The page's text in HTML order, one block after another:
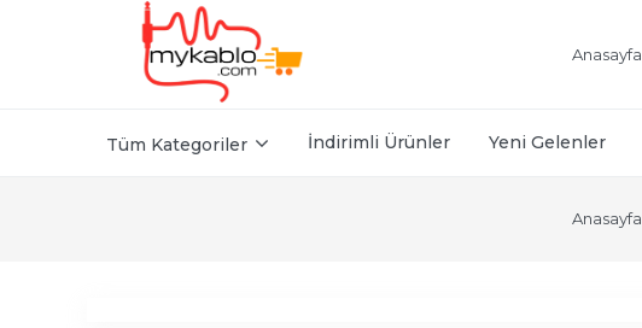
Anasayfa
Tüm Kategoriler İndirimli Ürünler Yeni Gelenler
Anasayfa